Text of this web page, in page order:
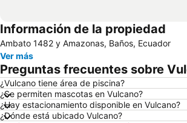
Información de la propiedad
Ambato 1482 y Amazonas, Baños, Ecuador
Ver más
Preguntas frecuentes sobre
¿Vulcano tiene área de piscina?
¿Se permiten mascotas en Vulcano?
¿Hay estacionamiento disponible en Vulcano?
¿Dónde está ubicado Vulcano?